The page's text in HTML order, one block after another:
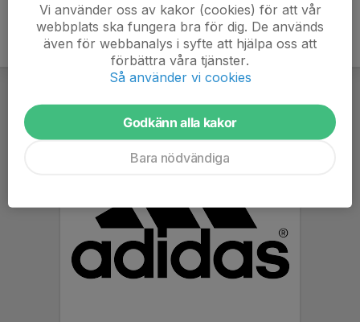
Vi använder oss av kakor (cookies) för att vår
webbplats ska fungera bra för dig. De används
även för webbanalys i syfte att hjälpa oss att
förbättra våra tjänster.
Så använder vi cookies
Godkänn alla kakor
Bara nödvändiga